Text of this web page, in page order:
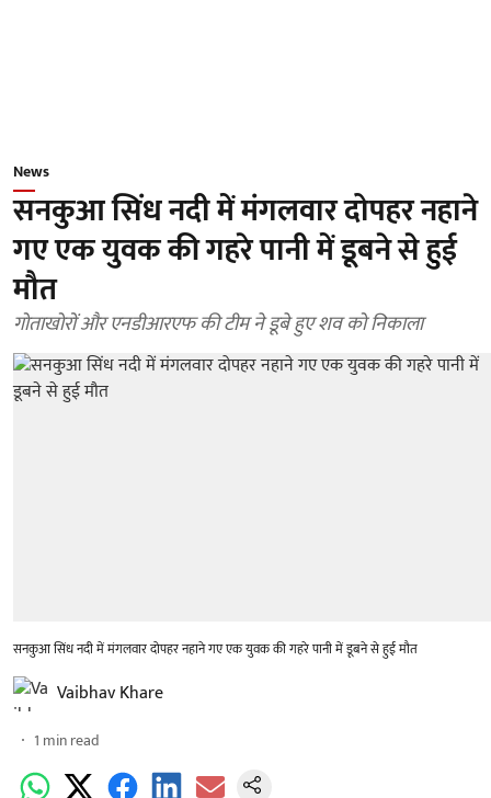
News
सनकुआ सिंध नदी में मंगलवार दोपहर नहाने
गए एक युवक की गहरे पानी में डूबने से हुई
मौत
गोताखोरों और एनडीआरएफ की टीम ने डूबे हुए शव को निकाला
सनकुआ सिंध नदी में मंगलवार दोपहर नहाने गए एक युवक की गहरे पानी में डूबने से हुई मौत
Vaibhav Khare
1 min read